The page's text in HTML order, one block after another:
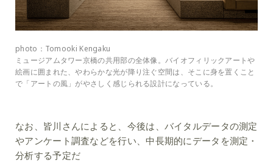
photo：Tomooki Kengaku
ミュージアムタワー京橋の共用部の全体像。バイオフィリックアートや
絵画に囲まれた、やわらかな光が降り注ぐ空間は、そこに身を置くこと
で「アートの風」がやさしく感じられる設計になっている。
なお、皆川さんによると、今後は、バイタルデータの測定
やアンケート調査などを行い、中長期的にデータを測定・
分析する予定だ